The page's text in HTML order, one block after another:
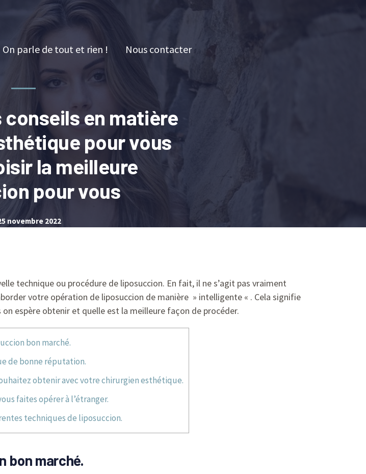
On parle de tout et rien ! Nous contacter
conseils en matière
pour vous
la meilleure
pour vous
novembre 2022
technique ou procédure de liposuccion. En fait, il ne s’agit pas vraiment
votre opération de liposuccion de manière » intelligente « . Cela signifie
espère obtenir et quelle est la meilleure façon de procéder.
bon marché.
de bonne réputation.
obtenir avec votre chirurgien esthétique.
faites opérer à l’étranger.
techniques de liposuccion.
bon marché.